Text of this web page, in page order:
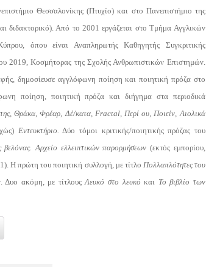
Θεσσαλονίκης (Πτυχίο) και στο Πανεπιστήμιο της
διδακτορικό). Από το 2001 εργάζεται στο Τμήμα Αγγλικών
όπου είναι Αναπληρωτής Καθηγητής Συγκριτικής
2019, Κοσμήτορας της Σχολής Ανθρωπιστικών Επιστημών.
δημοσίευσε αγγλόφωνη ποίηση και ποιητική πρόζα στο
ποίηση, ποιητική πρόζα και διήγημα στα περιοδικά
,Θράκα ,Φρέαρ, Δέ/κατα, Fractal, Περί ου, Ποιείν, Αιολικά
Εντευκτήριο.
Δύο τόμοι κριτικής/ποιητικής πρόζας του
βελόνας. Αρχείο ελλειπτικών παρορμήσεων (εκτός εμπορίου,
Η πρώτη του ποιητική συλλογή, με τίτλο Πολλαπλότητες του
Δυο ακόμη, με τίτλουςΛευκό στο λευκό και Το βιβλίο των